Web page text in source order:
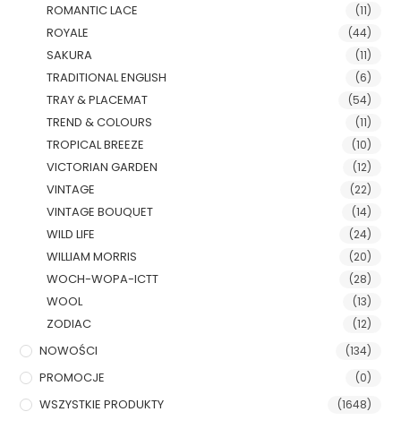
ROMANTIC LACE (11)
ROYALE (44)
SAKURA (11)
TRADITIONAL ENGLISH (6)
TRAY & PLACEMAT (54)
TREND & COLOURS (11)
TROPICAL BREEZE (10)
VICTORIAN GARDEN (12)
VINTAGE (22)
VINTAGE BOUQUET (14)
WILD LIFE (24)
WILLIAM MORRIS (20)
WOCH-WOPA-ICTT (28)
WOOL (13)
ZODIAC (12)
NOWOŚCI (134)
PROMOCJE (0)
WSZYSTKIE PRODUKTY (1648)